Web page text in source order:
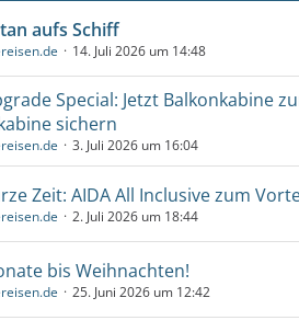
aufs Schiff
14. Juli 2026 um 14:48
Special: Jetzt Balkonkabine
sichern
3. Juli 2026 um 16:04
Zeit: AIDA All Inclusive zum
2. Juli 2026 um 18:44
bis Weihnachten!
25. Juni 2026 um 12:42